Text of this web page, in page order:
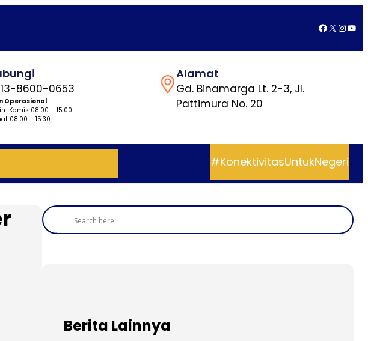
Facebook
X
8600-0653
Operasional
Kamis 08.00 – 15.00
08.00 – 15.30
Alamat
Gd. Binamarga Lt. 2-3, Jl.
Pattimura No. 20
#KonektivitasUntukNegeri
Berita Lainnya